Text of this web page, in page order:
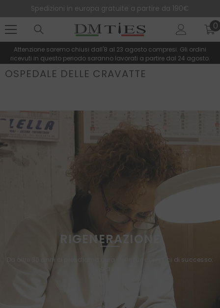
Spedizioni in europa gratuite a partire da 190€
00
Attenzione saremo chiusi dall'8 al 23 agosto compresi. Gli ordini
ricevuti in questo periodo saranno lavorati a partire dal 24 agosto.
OSPEDALE DELLE CRAVATTE
RIGENERAZIONE
Da oltre 30 anni ci prendiamo cura delle tue complici di successo: